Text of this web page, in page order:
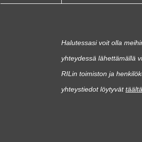
Halutessasi voit olla
yhteydessä lähettämällä
RILin toimiston ja
yhteystiedot löytyvättäältä